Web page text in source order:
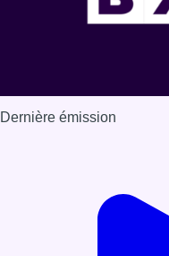
Dernière émission